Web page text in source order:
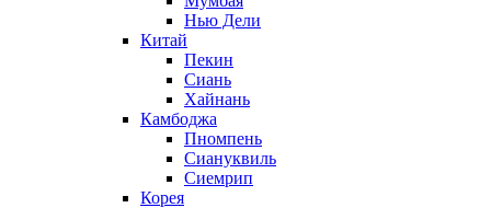
Нью Дели
Китай
Пекин
Сиань
Хайнань
Камбоджа
Пномпень
Сиануквиль
Сиемрип
Корея